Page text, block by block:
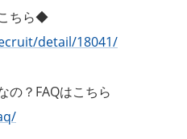
ちら◆
detail/18041/
？FAQはこちら